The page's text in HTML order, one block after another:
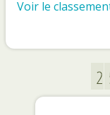
Voir le